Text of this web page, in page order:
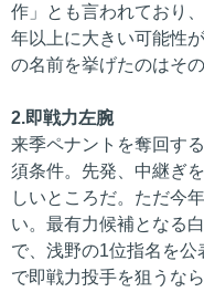
作」とも言われており
年以上に大きい可能性
の名前を挙げたのはその
2.即戦力左腕
来季ペナントを奪回す
須条件。先発、中継ぎ
しいところだ。ただ今
い。最有力候補となる
で、浅野の1位指名を
で即戦力投手を狙うな